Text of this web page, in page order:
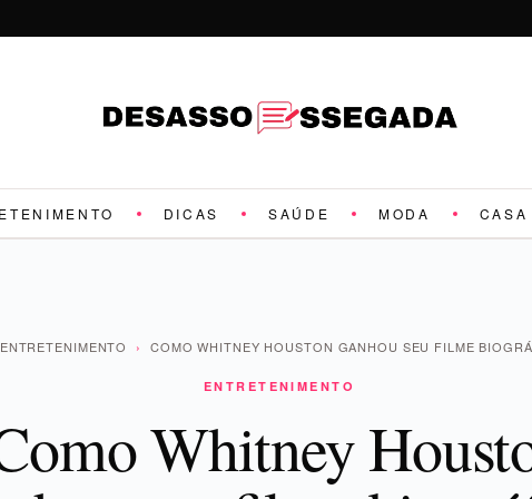
DICAS SAÚDE MODA CASA
ENTRETENIMENTO › COMO WHITNEY HOUSTON GANHOU SEU FILME
ENTRETENIMENTO
Whitney